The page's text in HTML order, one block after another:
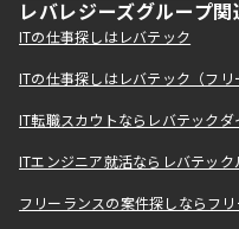
レバレジーズグループ
ITの仕事探しはレバテック
ITの仕事探しはレバテック（フリ
IT転職スカウトならレバテックダ
ITエンジニア就活ならレバテック
フリーランスの案件探しならフ